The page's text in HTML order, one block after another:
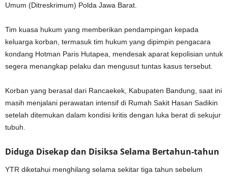
Umum (Ditreskrimum) Polda Jawa Barat.
Tim kuasa hukum yang memberikan pendampingan kepada
keluarga korban, termasuk tim hukum yang dipimpin pengacara
kondang Hotman Paris Hutapea , mendesak aparat kepolisian untuk
segera menangkap pelaku dan mengusut tuntas kasus tersebut.
Korban yang berasal dari Rancaekek, Kabupaten Bandung, saat ini
masih menjalani perawatan intensif di Rumah Sakit Hasan Sadikin
setelah ditemukan dalam kondisi kritis dengan luka berat di sekujur
tubuh.
Diduga Disekap dan Disiksa Selama Bertahun-tahun
YTR diketahui menghilang selama sekitar tiga tahun sebelum